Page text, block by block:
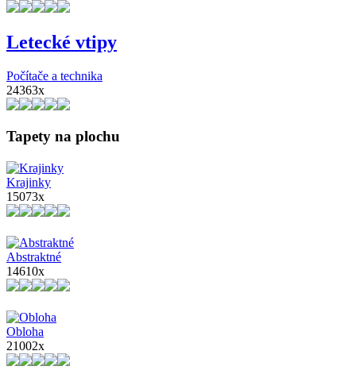
Letecké vtipy
Počítače a technika
24363x
Tapety na plochu
Krajinky
15073x
Abstraktné
14610x
Obloha
21002x